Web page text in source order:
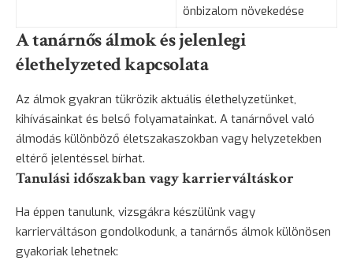
önbizalom növekedése
A tanárnős álmok és jelenlegi
élethelyzeted kapcsolata
Az álmok gyakran tükrözik aktuális élethelyzetünket,
kihívásainkat és belső folyamatainkat. A tanárnővel való
álmodás különböző életszakaszokban vagy helyzetekben
eltérő jelentéssel bírhat.
Tanulási időszakban vagy karrierváltáskor
Ha éppen tanulunk, vizsgákra készülünk vagy
karrierváltáson gondolkodunk, a tanárnős álmok különösen
gyakoriak lehetnek: